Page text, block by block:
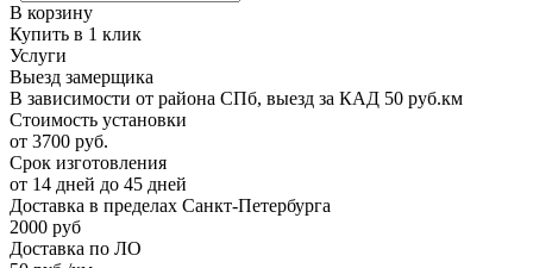
В корзину
Купить в 1 клик
Услуги
Выезд замерщика
В зависимости от района СПб, выезд за КАД 50 руб.км
Стоимость установки
от 3700 руб.
Срок изготовления
от 14 дней до 45 дней
Доставка в пределах Санкт-Петербурга
2000 руб
Доставка по ЛО